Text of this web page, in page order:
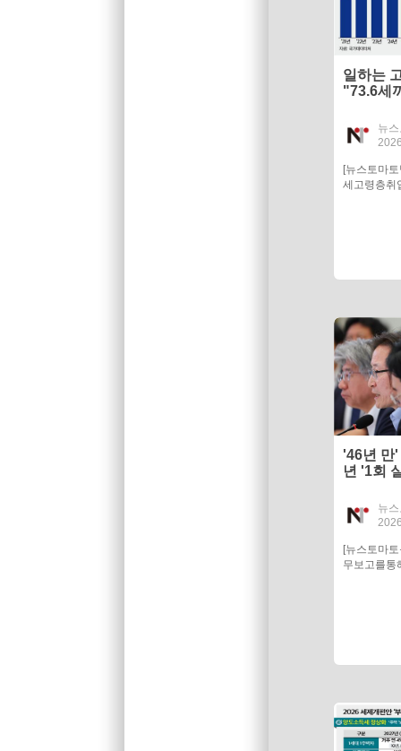
일하는
"73.6세
뉴
[뉴스토마
세고령층취
'46년 만
년 '1회
뉴
[뉴스토마
무보고를통